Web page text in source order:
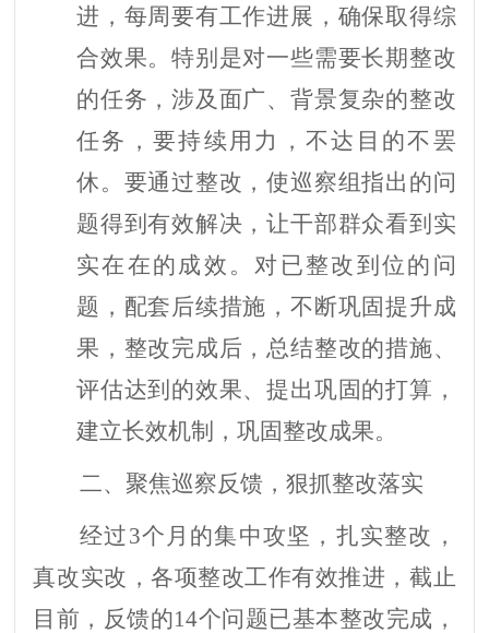
进，每周要有工作进展，确保取得综
合效果。特别是对一些需要长期整改
的任务，涉及面广、背景复杂的整改
任务，要持续用力，不达目的不罢
休。要通过整改，使巡察组指出的问
题得到有效解决，让干部群众看到实
实在在的成效。对已整改到位的问
题，配套后续措施，不断巩固提升成
果，整改完成后，总结整改的措施、
评估达到的效果、提出巩固的打算，
建立长效机制，巩固整改成果。
二、聚焦巡察反馈，狠抓整改落实
经过3个月的集中攻坚，扎实整改，
真改实改，各项整改工作有效推进，截止
目前，反馈的14个问题已基本整改完成，